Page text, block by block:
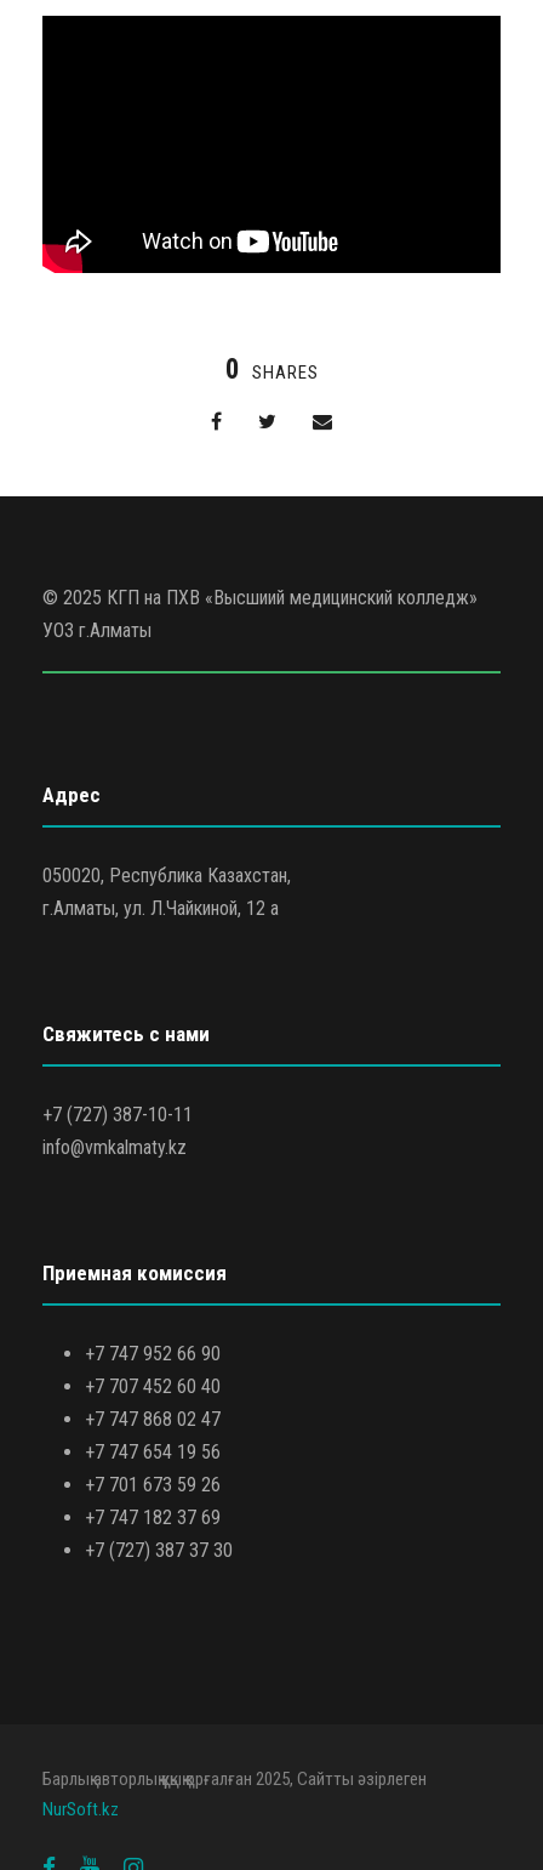
0 SHARES
© 2025 КГП на ПХВ «Высшиий медицинский колледж»
УОЗ г.Алматы
Адрес
050020, Республика Казахстан,
г.Алматы, ул. Л.Чайкиной, 12 а
Свяжитесь с нами
+7 (727) 387-10-11
info@vmkalmaty.kz
Приемная комиссия
+7 747 952 66 90
+7 707 452 60 40
+7 747 868 02 47
+7 747 654 19 56
+7 701 673 59 26
+7 747 182 37 69
+7 (727) 387 37 30
Барлық авторлық құқық қорғалған 2025, Сайтты әзірлеген
NurSoft.kz